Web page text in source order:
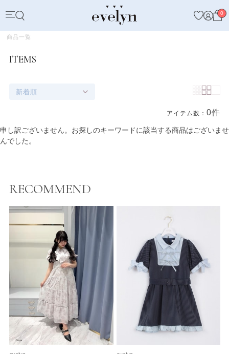
0
商品一覧
ITEMS
新着順
アイテム数：0件
商品一覧
申し訳ございません。お探しのキーワードに該当する商品はございませ
んでした。
RECOMMEND